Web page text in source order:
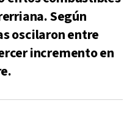
Según
oscilaron entre
incremento en